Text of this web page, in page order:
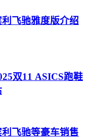
飞驰雅度版介绍
双11 ASICS跑鞋
飞驰等豪车销售